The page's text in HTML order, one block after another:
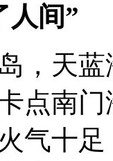
间”
天蓝
点南
气十